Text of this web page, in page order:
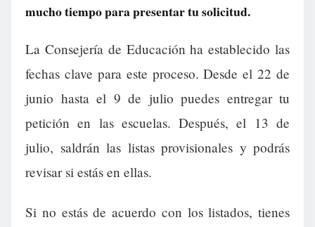
mucho tiempo para presentar tu solicitud.
La Consejería de Educación ha establecido las
fechas clave para este proceso. Desde el 22 de
junio hasta el 9 de julio puedes entregar tu
petición en las escuelas. Después, el 13 de
julio, saldrán las listas provisionales y podrás
revisar si estás en ellas.
Si no estás de acuerdo con los listados, tienes